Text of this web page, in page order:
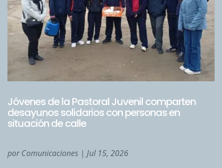
Jóvenes de la Pastoral Juvenil comparten
desayunos solidarios con personas en
situación de calle
porComunicaciones | Jul 15, 2026